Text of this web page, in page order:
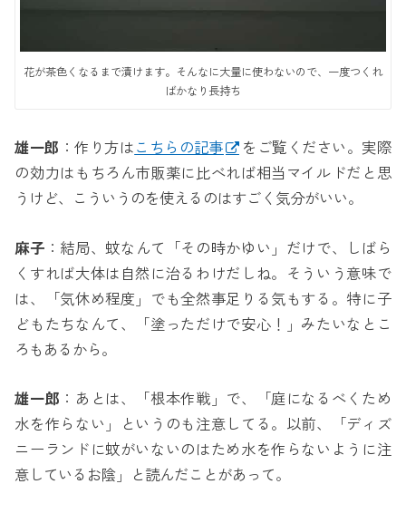
花が茶色くなるまで漬けます。そんなに大量に使わないので、一度つくれ
ばかなり長持ち
雄一郎 ：作り方はこちらの記事
をご覧ください。実際
の効力はもちろん市販薬に比べれば相当マイルドだと思
うけど、こういうのを使えるのはすごく気分がいい。
麻子 ：結局、蚊なんて「その時かゆい」だけで、しばら
くすれば大体は自然に治るわけだしね。そういう意味で
は、「気休め程度」でも全然事足りる気もする。特に子
どもたちなんて、「塗っただけで安心！」みたいなとこ
ろもあるから。
雄一郎 ：あとは、「根本作戦」で、「庭になるべくため
水を作らない」というのも注意してる。以前、「ディズ
ニーランドに蚊がいないのはため水を作らないように注
意しているお陰」と読んだことがあって。